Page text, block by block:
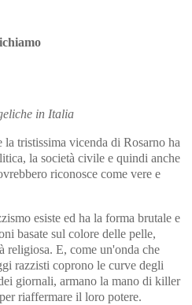
in Italia
tristissima vicenda di Rosarno ha
la società civile e quindi anche
riconosce come vere e
esiste ed ha la forma brutale e
basate sul colore delle pelle,
religiosa. E, come un'onda che
razzisti coprono le curve degli
giornali, armano la mano di killer
riaffermare il loro potere.